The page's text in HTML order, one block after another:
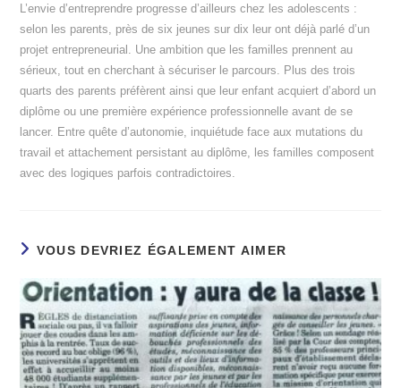
L’envie d’entreprendre progresse d’ailleurs chez les adolescents :
selon les parents, près de six jeunes sur dix leur ont déjà parlé d’un
projet entrepreneurial. Une ambition que les familles prennent au
sérieux, tout en cherchant à sécuriser le parcours. Plus des trois
quarts des parents préfèrent ainsi que leur enfant acquiert d’abord un
diplôme ou une première expérience professionnelle avant de se
lancer. Entre quête d’autonomie, inquiétude face aux mutations du
travail et attachement persistant au diplôme, les familles composent
avec des logiques parfois contradictoires.
VOUS DEVRIEZ ÉGALEMENT AIMER